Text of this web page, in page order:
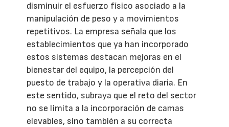
disminuir el esfuerzo físico asociado a la
manipulación de peso y a movimientos
repetitivos. La empresa señala que los
establecimientos que ya han incorporado
estos sistemas destacan mejoras en el
bienestar del equipo, la percepción del
puesto de trabajo y la operativa diaria. En
este sentido, subraya que el reto del sector
no se limita a la incorporación de camas
elevables, sino también a su correcta